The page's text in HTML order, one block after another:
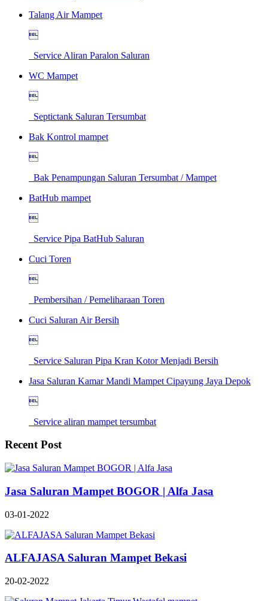
Talang Air Mampet

Service Aliran Paralon Saluran
WC Mampet

Septictank Saluran Tersumbat
Bak Kontrol mampet

Bak Penampungan Saluran Tersumbat / Mampet
BatHub mampet

Service Pipa BatHub Saluran
Cuci Toren

Pembersihan / Pemeliharaan Toren
Cuci Saluran Air Bersih

Service Saluran Pipa Kran Kotor Menjadi Bersih
Jasa Saluran Kamar Mandi Mampet Cipayung Jaya Depok

Service aliran mampet tersumbat
Recent Post
Jasa Saluran Mampet BOGOR | Alfa Jasa
03-01-2022
ALFAJASA Saluran Mampet Bekasi
20-02-2022